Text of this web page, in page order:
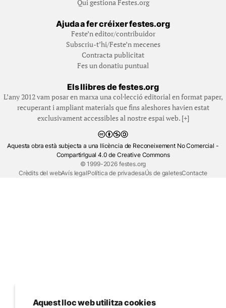
Qui gestiona Festes.org
Ajuda a fer créixer festes.org
Feste’n editor/contribuidor
Subscriu-t’hi/Feste’n mecenes
Contracta publicitat
Fes un donatiu puntual
Els llibres de festes.org
L’any 2012 vam posar en marxa una col·lecció editorial en format paper,
recuperant i ampliant materials que fins aleshores havien estat
exclusivament accessibles al nostre espai web. [+]
Aquesta obra està subjecta a una llicència de Reconeixement No Comercial -
CompartirIgual 4.0 de Creative Commons
© 1999-2026 festes.org
Crèdits del webAvís legalPolítica de privadesaÚs de galetesContacte
Aquest lloc web utilitza cookies